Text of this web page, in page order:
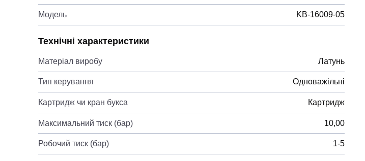
Модель KB-16009-05
Технічні характеристики
Матеріал виробу Латунь
Тип керування Одноважільні
Картридж чи кран букса Картридж
Максимальний тиск (бар) 10,00
Робочий тиск (бар) 1-5